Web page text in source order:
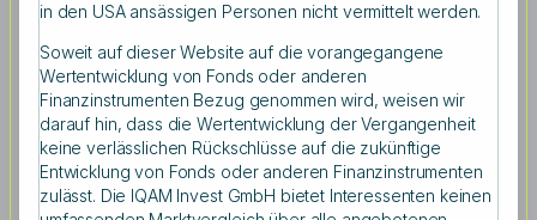
Vorname * Nachname*
E-Mail*
in den USA ansässigen Personen nicht vermittelt werden.
Soweit auf dieser Website auf die vorangegangene
Wertentwicklung von Fonds oder anderen
Finanzinstrumenten Bezug genommen wird, weisen wir
darauf hin, dass die Wertentwicklung der Vergangenheit
keine verlässlichen Rückschlüsse auf die zukünftige
Entwicklung von Fonds oder anderen Finanzinstrumenten
zulässt. Die IQAM Invest GmbH bietet Interessenten keinen